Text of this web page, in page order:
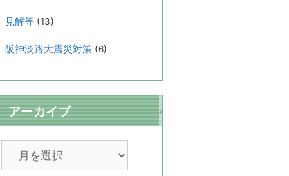
見解等 (13)
阪神淡路大震災対策 (6)
アーカイブ
カ